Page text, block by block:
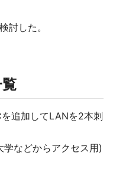
討した。
追加してLANを2本刺
などからアクセス用)